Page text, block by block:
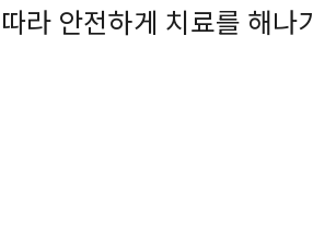
라 안전하게 치료를 해